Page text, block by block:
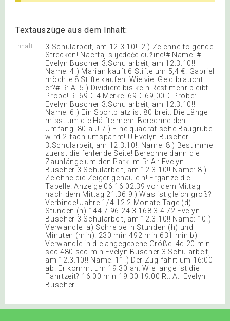
Textauszüge aus dem Inhalt:
Inhalt
3.Schularbeit, am 12.3.10!! 2.) Zeichne folgende
Strecken! Nacrtaj slijedeće dužine!# Name: #
Evelyn Buscher 3.Schularbeit, am 12.3.10!!
Name: 4.) Marian kauft 6 Stifte um 5,4 €. Gabriel
möchte 8 Stifte kaufen. Wie viel Geld braucht
er?# R: A: 5.) Dividiere bis kein Rest mehr bleibt!
Probe! R: 69 € 4 Merke: 69 € 69,00 € Probe:
Evelyn Buscher 3.Schularbeit, am 12.3.10!!
Name: 6.) Ein Sportplatz ist 80 breit. Die Länge
misst um die Hälfte mehr. Berechne den
Umfang! 80 a U 7.) Eine quadratische Baugrube
wird 2-fach umspannt! U Evelyn Buscher
3.Schularbeit, am 12.3.10!! Name: 8.) Bestimme
zuerst die fehlende Seite! Berechne dann die
Zaunlänge um den Park! m R: A.: Evelyn
Buscher 3.Schularbeit, am 12.3.10!! Name: 8.)
Zeichne die Zeiger genau ein! Ergänze die
Tabelle! Anzeige 06:16 02:39 vor dem Mittag
nach dem Mittag 21:36 9.) Was ist gleich groß?
Verbinde! Jahre 1/4 12 2 Monate Tage (d)
Stunden (h) 144 7 96 24 3 168 3 4 72 Evelyn
Buscher 3.Schularbeit, am 12.3.10!! Name: 10.)
Verwandle: a) Schreibe in Stunden (h) und
Minuten (min)! 230 min 492 min 631 min b)
Verwandle in die angegebene Größe! 4d 20 min
sec 480 sec min Evelyn Buscher 3.Schularbeit,
am 12.3.10!! Name: 11.) Der Zug fährt um 16:00
ab. Er kommt um 19:30 an. Wie lange ist die
Fahrtzeit? 16:00 min 19:30 19:00 R.: A.: Evelyn
Buscher